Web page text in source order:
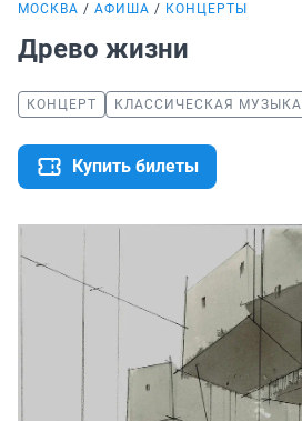
МОСКВА АФИША КОНЦЕРТЫ
Древо жизни
КОНЦЕРТ КЛАССИЧЕСКАЯ МУЗЫКА
Купить билеты